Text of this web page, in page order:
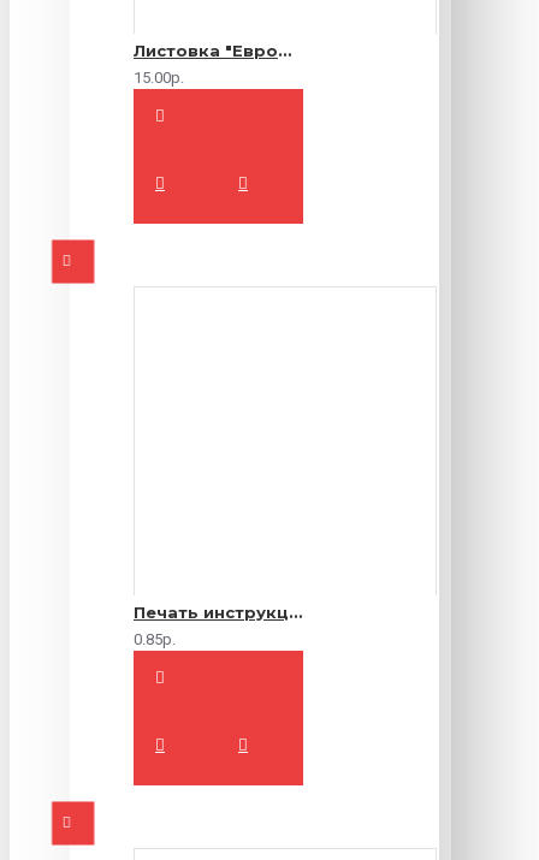
Листовка "Еврофлаер" (цветная с двух сторон)
15.00р.
Печать инструкций по эксплуатации
0.85р.